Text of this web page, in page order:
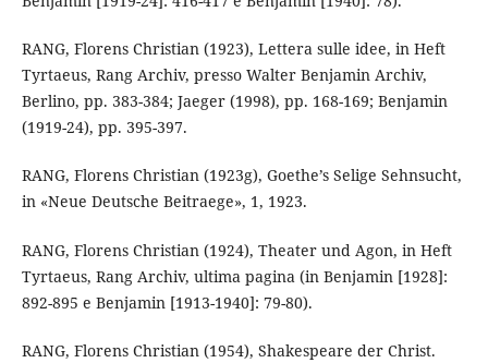
RANG, Florens Christian (1923), Lettera sulle idee, in Heft
Tyrtaeus, Rang Archiv, presso Walter Benjamin Archiv,
Berlino, pp. 383-384; Jaeger (1998), pp. 168-169; Benjamin
(1919-24), pp. 395-397.
RANG, Florens Christian (1923g), Goethe’s Selige Sehnsucht,
in «Neue Deutsche Beitraege», 1, 1923.
RANG, Florens Christian (1924), Theater und Agon, in Heft
Tyrtaeus, Rang Archiv, ultima pagina (in Benjamin [1928]:
892-895 e Benjamin [1913-1940]: 79-80).
RANG, Florens Christian (1954), Shakespeare der Christ.